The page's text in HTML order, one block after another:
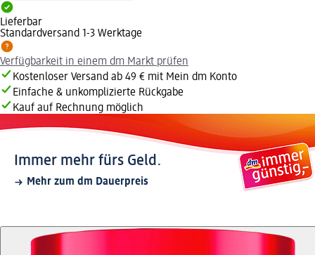
Lieferbar
Standardversand 1-3 Werktage
Verfügbarkeit in einem dm Markt prüfen
Kostenloser Versand ab 49 € mit Mein dm Konto
Einfache & unkomplizierte Rückgabe
Kauf auf Rechnung möglich
Immer mehr fürs Geld.
Mehr zum dm Dauerpreis